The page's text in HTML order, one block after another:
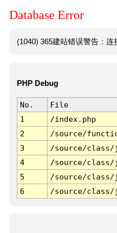
Database Error
(1040) 365建站错误警告：
PHP Debug
No. File
1
/index.php
2
/source/
3
/source/class/
4
/source/class/
5
/source/class/
6
/source/class/